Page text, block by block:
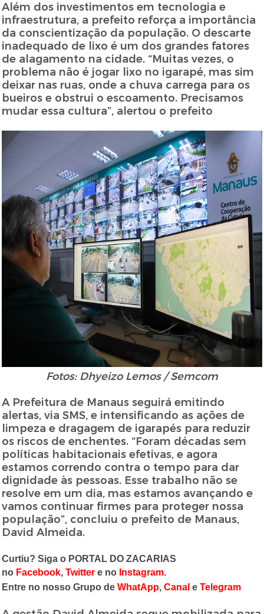
Além dos investimentos em tecnologia e
infraestrutura, a prefeito reforça a importância
da conscientização da população. O descarte
inadequado de lixo é um dos grandes fatores
de alagamento na cidade. “Muitas vezes, o
problema não é jogar lixo no igarapé, mas sim
deixar nas ruas, onde a chuva carrega para os
bueiros e obstrui o escoamento. Precisamos
mudar essa cultura”, alertou o prefeito
Fotos: Dhyeizo Lemos / Semcom
A Prefeitura de Manaus seguirá emitindo
alertas, via SMS, e intensificando as ações de
limpeza e dragagem de igarapés para reduzir
os riscos de enchentes. “Foram décadas sem
políticas habitacionais efetivas, e agora
estamos correndo contra o tempo para dar
dignidade às pessoas. Esse trabalho não se
resolve em um dia, mas estamos avançando e
vamos continuar firmes para proteger nossa
população”, concluiu o prefeito de Manaus,
David Almeida.
Curtiu? Siga o PORTAL DO ZACARIAS
no Facebook,Twitter e no Instagram.
Entre no nosso Grupo deWhatApp,Canal eTelegram